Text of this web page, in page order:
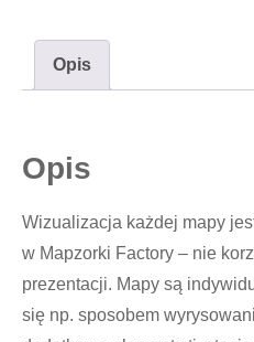
Opis
Opis
Wizualizacja każdej mapy
w Mapzorki Factory – nie
prezentacji. Mapy są
się np. sposobem